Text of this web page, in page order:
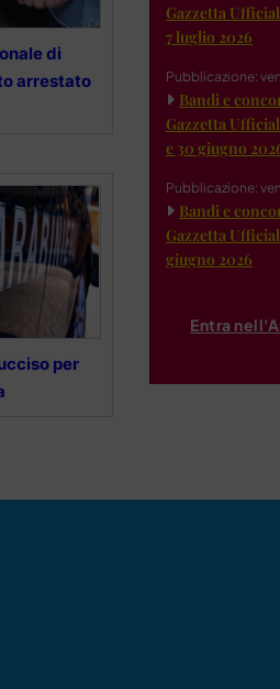
di
arrestato
per
Gazzetta
7 luglio 2026
Pubblicazione:
Bandi e
Gazzetta
e 30 giugno
Pubblicazione:
Bandi e
Gazzetta
giugno 2026
Entra